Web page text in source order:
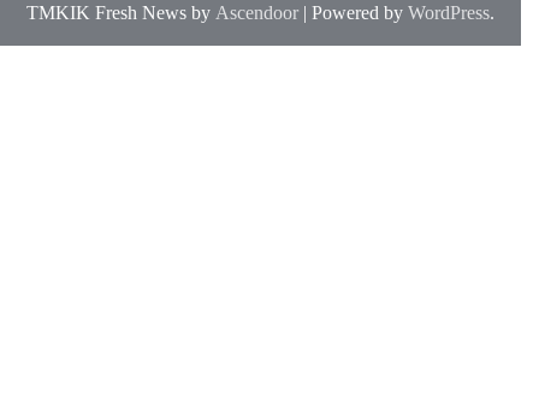
TMKIK Fresh News by Ascendoor | Powered by WordPress.